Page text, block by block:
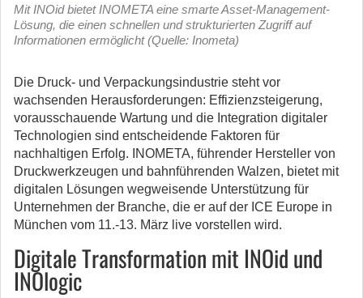
Mit INOid bietet INOMETA eine smarte Asset-Management-
Lösung, die einen schnellen und strukturierten Zugriff auf
Informationen ermöglicht (Quelle: Inometa)
Die Druck- und Verpackungsindustrie steht vor
wachsenden Herausforderungen: Effizienzsteigerung,
vorausschauende Wartung und die Integration digitaler
Technologien sind entscheidende Faktoren für
nachhaltigen Erfolg. INOMETA, führender Hersteller von
Druckwerkzeugen und bahnführenden Walzen, bietet mit
digitalen Lösungen wegweisende Unterstützung für
Unternehmen der Branche, die er auf der ICE Europe in
München vom 11.-13. März live vorstellen wird.
Digitale Transformation mit INOid und
INOlogic